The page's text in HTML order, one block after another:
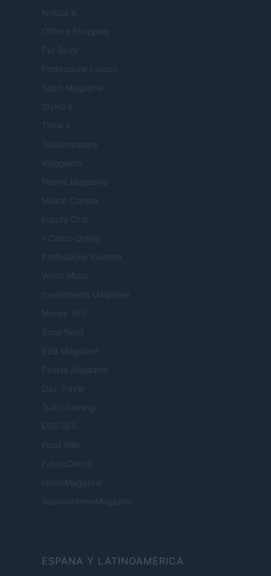
Notizie.it
Offerte Shopping
Pet Story
Professione Lavoro
Sport Magazine
Style24
Think.it
Tuobenessere
Viaggiamo
Nonne Magazine
Milano Cortina
Luxury Club
Il Calcio Online
Professione mamma
World Music
Investimenti Magazine
Money 365
Zona Nerd
B2B Magazine
People Magazine
Day Travel
Tutto Gaming
ESG 365
Food Wiki
FuturoDonna
HomeMagazine
SecondHomeMagazine
ESPANA Y LATINOAMERICA